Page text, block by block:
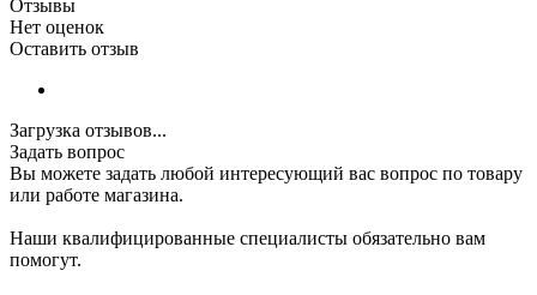
Отзывы
Нет оценок
Оставить отзыв
Загрузка отзывов...
Задать вопрос
Вы можете задать любой интересующий вас вопрос по товару
или работе магазина.
Наши квалифицированные специалисты обязательно вам
помогут.